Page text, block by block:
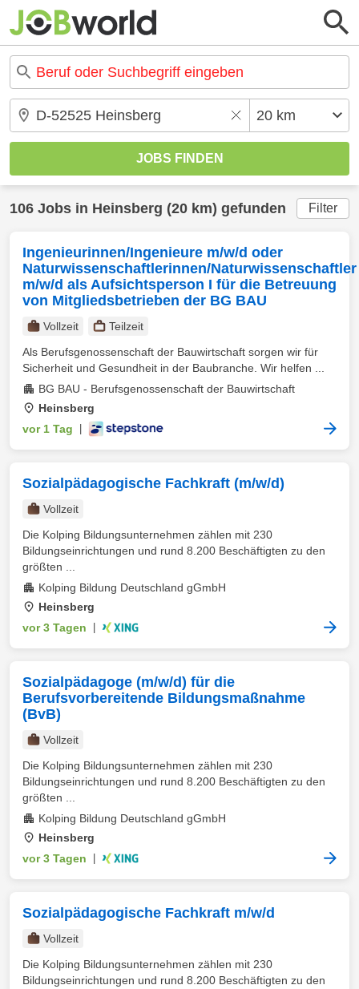
106 Jobs in Heinsberg (20 km) gefunden Filter
Ingenieurinnen/Ingenieure m/w/d oder
Naturwissenschaftlerinnen/Naturwissenschaftler
m/w/d als Aufsichtsperson I für die Betreuung
von Mitgliedsbetrieben der BG BAU
Vollzeit
Teilzeit
Als Berufsgenossenschaft der Bauwirtschaft sorgen wir für
Sicherheit und Gesundheit in der Baubranche. Wir helfen ...
BG BAU - Berufsgenossenschaft der Bauwirtschaft
Heinsberg
vor 1 Tag
Sozialpädagogische Fachkraft (m/w/d)
Vollzeit
Die Kolping Bildungsunternehmen zählen mit 230
Bildungseinrichtungen und rund 8.200 Beschäftigten zu den
größten ...
Kolping Bildung Deutschland gGmbH
Heinsberg
vor 3 Tagen
Sozialpädagoge (m/w/d) für die
Berufsvorbereitende Bildungsmaßnahme
(BvB)
Vollzeit
Die Kolping Bildungsunternehmen zählen mit 230
Bildungseinrichtungen und rund 8.200 Beschäftigten zu den
größten ...
Kolping Bildung Deutschland gGmbH
Heinsberg
vor 3 Tagen
Sozialpädagogische Fachkraft m/w/d
Vollzeit
Die Kolping Bildungsunternehmen zählen mit 230
Bildungseinrichtungen und rund 8.200 Beschäftigten zu den